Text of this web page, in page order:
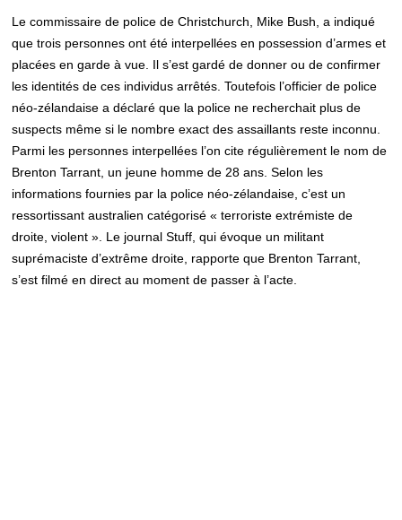
Le commissaire de police de Christchurch, Mike Bush, a indiqué
que trois personnes ont été interpellées en possession d’armes et
placées en garde à vue. Il s’est gardé de donner ou de confirmer
les identités de ces individus arrêtés. Toutefois l’officier de police
néo-zélandaise a déclaré que la police ne recherchait plus de
suspects même si le nombre exact des assaillants reste inconnu.
Parmi les personnes interpellées l’on cite régulièrement le nom de
Brenton Tarrant, un jeune homme de 28 ans. Selon les
informations fournies par la police néo-zélandaise, c’est un
ressortissant australien catégorisé « terroriste extrémiste de
droite, violent ». Le journal Stuff, qui évoque un militant
suprémaciste d’extrême droite, rapporte que Brenton Tarrant,
s’est filmé en direct au moment de passer à l’acte.